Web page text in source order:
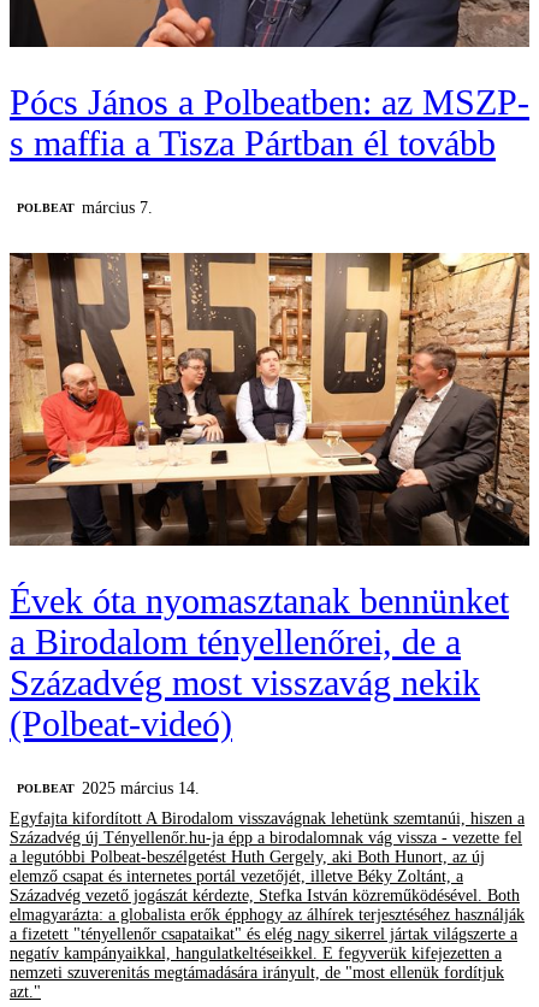
Pócs János a Polbeatben: az MSZP-
s maffia a Tisza Pártban él tovább
‎POLBEAT március 7.
Évek óta nyomasztanak bennünket
a Birodalom tényellenőrei, de a
Századvég most visszavág nekik
(Polbeat-videó)
‎POLBEAT 2025 március 14.
Egyfajta kifordított A Birodalom visszavágnak lehetünk szemtanúi, hiszen a
Századvég új Tényellenőr.hu-ja épp a birodalomnak vág vissza - vezette fel
a legutóbbi Polbeat-beszélgetést Huth Gergely, aki Both Hunort, az új
elemző csapat és internetes portál vezetőjét, illetve Béky Zoltánt, a
Századvég vezető jogászát kérdezte, Stefka István közreműködésével. Both
elmagyarázta: a globalista erők épphogy az álhírek terjesztéséhez használják
a fizetett "tényellenőr csapataikat" és elég nagy sikerrel jártak világszerte a
negatív kampányaikkal, hangulatkeltéseikkel. E fegyverük kifejezetten a
nemzeti szuverenitás megtámadására irányult, de "most ellenük fordítjuk
azt."